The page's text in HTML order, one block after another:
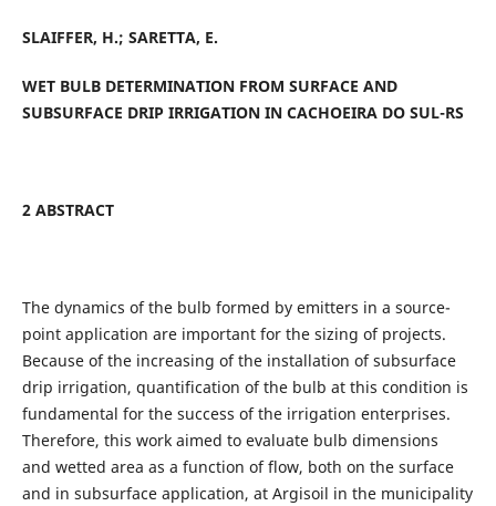
SLAIFFER, H.; SARETTA, E.
WET BULB DETERMINATION FROM SURFACE AND
SUBSURFACE DRIP IRRIGATION IN CACHOEIRA DO SUL-RS
2 ABSTRACT
The dynamics of the bulb formed by emitters in a source-
point application are important for the sizing of projects.
Because of the increasing of the installation of subsurface
drip irrigation, quantification of the bulb at this condition is
fundamental for the success of the irrigation enterprises.
Therefore, this work aimed to evaluate bulb dimensions
and wetted area as a function of flow, both on the surface
and in subsurface application, at Argisoil in the municipality